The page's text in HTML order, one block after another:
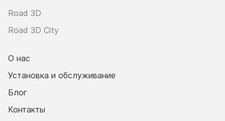
Road 3D
Road 3D City
О нас
Установка и обслуживание
Блог
Контакты